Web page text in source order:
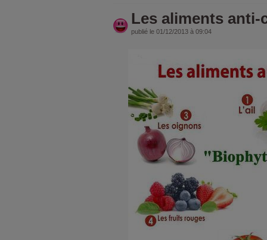
Les aliments anti-
publié le 01/12/2013 à 09:04